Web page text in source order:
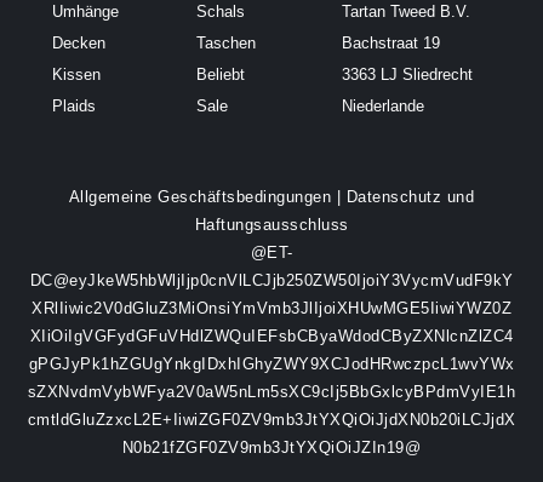
Umhänge
Decken
Kissen
Plaids
Schals
Taschen
Beliebt
Sale
Tartan Tweed B.V.
Bachstraat 19
3363 LJ Sliedrecht
Niederlande
Allgemeine Geschäftsbedingungen | Datenschutz und
Haftungsausschluss
@ET-
DC@eyJkeW5hbWljIjp0cnVlLCJjb250ZW50IjoiY3VycmVudF9kY
XRlIiwic2V0dGluZ3MiOnsiYmVmb3JlIjoiXHUwMGE5IiwiYWZ0Z
XIiOiIgVGFydGFuVHdlZWQuIEFsbCByaWdodCByZXNlcnZlZC4
gPGJyPk1hZGUgYnkgIDxhIGhyZWY9XCJodHRwczpcL1wvYWx
sZXNvdmVybWFya2V0aW5nLm5sXC9cIj5BbGxlcyBPdmVyIE1h
cmtldGluZzxcL2E+IiwiZGF0ZV9mb3JtYXQiOiJjdXN0b20iLCJjdX
N0b21fZGF0ZV9mb3JtYXQiOiJZIn19@